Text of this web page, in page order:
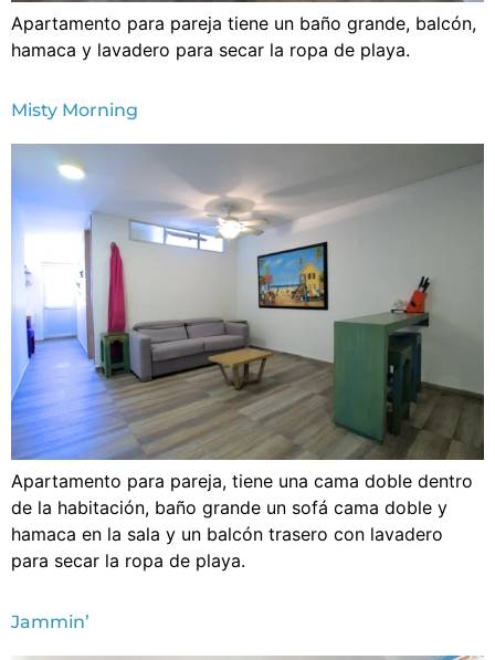
Apartamento para pareja tiene un baño grande, balcón,
hamaca y lavadero para secar la ropa de playa.
Misty Morning
Apartamento para pareja, tiene una cama doble dentro
de la habitación, baño grande un sofá cama doble y
hamaca en la sala y un balcón trasero con lavadero
para secar la ropa de playa.
Jammin’